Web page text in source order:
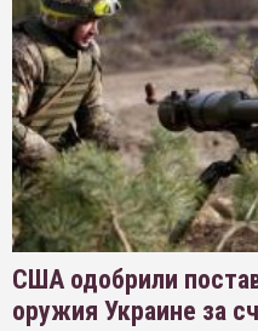
США одобрили
оружия Украине за